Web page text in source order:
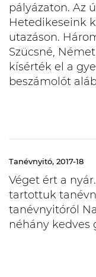
pályázaton. Az
Hetedikeseink
utazáson.
Szücsné,
kísérték el a
beszámolót
Tanévnyitó, 2017-18
Véget ért a
tartottuk
tanévnyitóról
néhány kedves